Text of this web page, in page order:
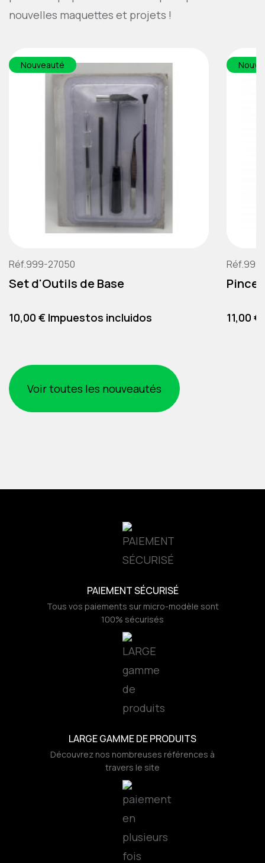
nouvelles maquettes et projets !
Réf.999-27050
Set d'Outils de Base
Precio
10,00 € Impuestos incluidos
Nouveauté
Pince
Precio
11,00
Voir toutes les nouveautés
PAIEMENT SÉCURISÉ
Tous vos paiements sur micro-modèle sont
100% sécurisés
LARGE GAMME DE PRODUITS
Découvrez nos nombreuses références à
travers le site